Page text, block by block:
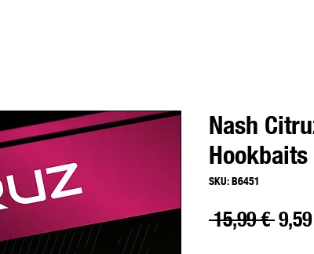
Nash
SKU: B6451
15,99 €